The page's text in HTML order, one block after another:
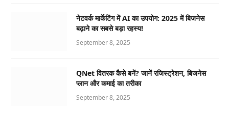
नेटवर्क मार्केटिंग में AI का उपयोग: 2025 में बिजनेस
बढ़ाने का सबसे बड़ा रहस्य!
September 8, 2025
QNet वितरक कैसे बनें? जानें रजिस्ट्रेशन, बिजनेस
प्लान और कमाई का तरीका
September 8, 2025